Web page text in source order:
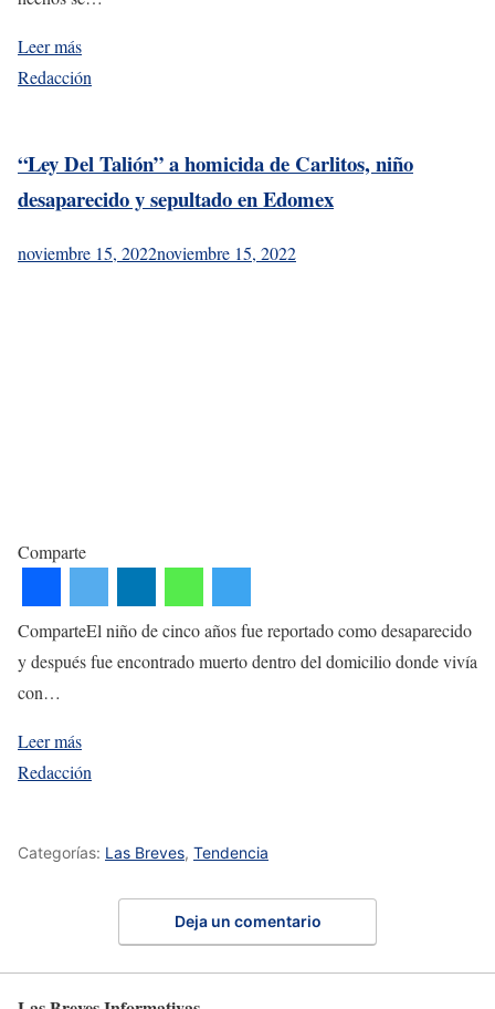
Leer más
Redacción
“Ley Del Talión” a homicida de Carlitos, niño
desaparecido y sepultado en Edomex
noviembre 15, 2022noviembre 15, 2022
Comparte
ComparteEl niño de cinco años fue reportado como desaparecido
y después fue encontrado muerto dentro del domicilio donde vivía
con…
Leer más
Redacción
Categorías: Las Breves, Tendencia
Deja un comentario